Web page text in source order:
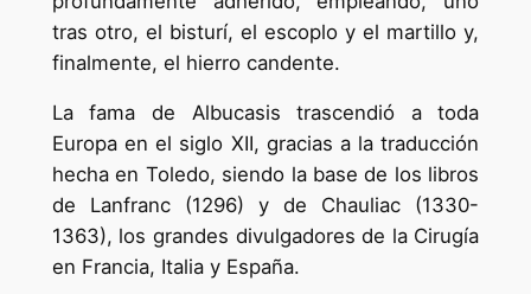
tras otro, el bisturí, el escoplo y el martillo y,
finalmente, el hierro candente.
La fama de Albucasis trascendió a toda
Europa en el siglo XII, gracias a la traducción
hecha en Toledo, siendo la base de los libros
de Lanfranc (1296) y de Chauliac (1330-
1363), los grandes divulgadores de la Cirugía
en Francia, Italia y España.